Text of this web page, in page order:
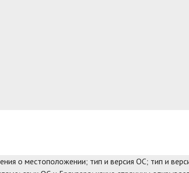
о местоположении; тип и версия ОС; тип и